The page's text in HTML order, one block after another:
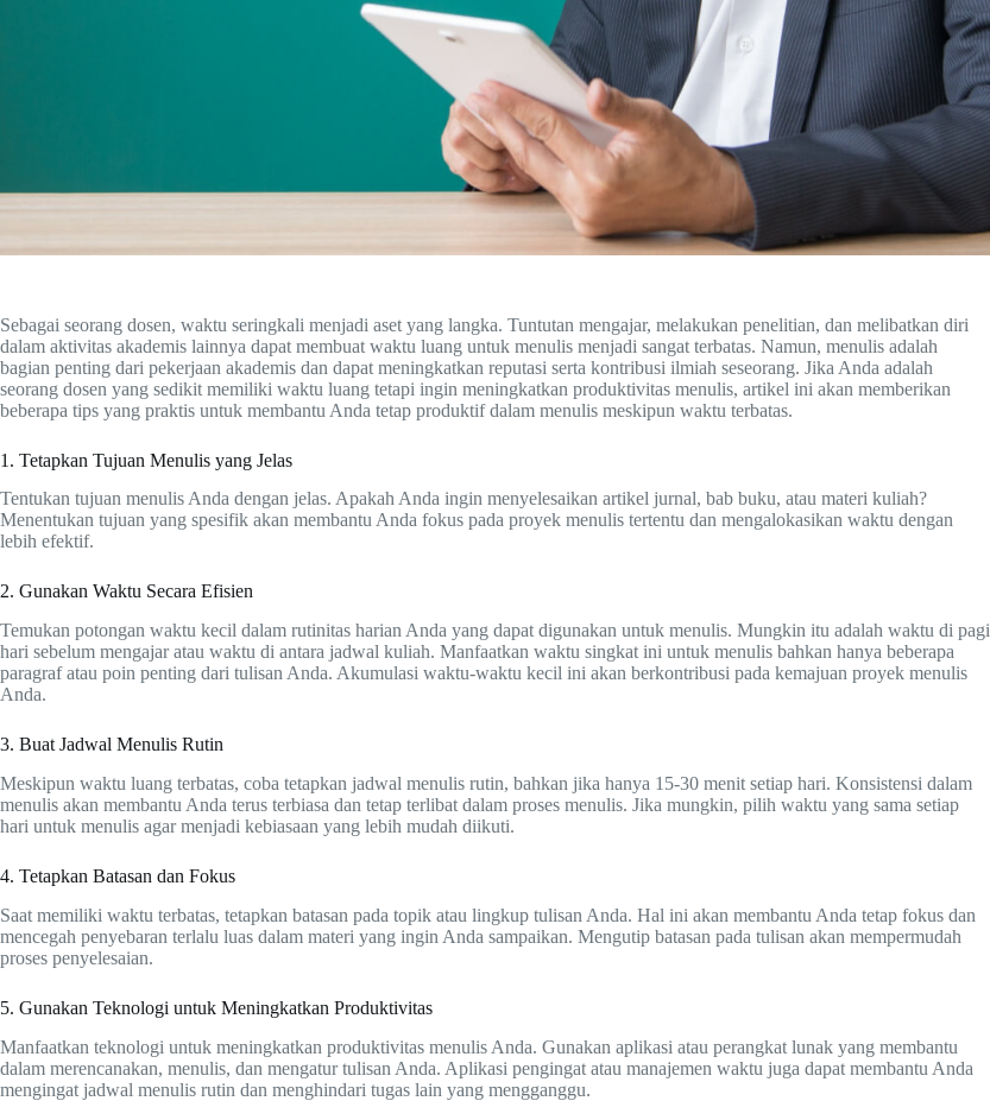
Sebagai seorang dosen, waktu seringkali menjadi aset yang langka. Tuntutan mengajar, melakukan penelitian, dan melibatkan diri
dalam aktivitas akademis lainnya dapat membuat waktu luang untuk menulis menjadi sangat terbatas. Namun, menulis adalah
bagian penting dari pekerjaan akademis dan dapat meningkatkan reputasi serta kontribusi ilmiah seseorang. Jika Anda adalah
seorang dosen yang sedikit memiliki waktu luang tetapi ingin meningkatkan produktivitas menulis, artikel ini akan memberikan
beberapa tips yang praktis untuk membantu Anda tetap produktif dalam menulis meskipun waktu terbatas.
1. Tetapkan Tujuan Menulis yang Jelas
Tentukan tujuan menulis Anda dengan jelas. Apakah Anda ingin menyelesaikan artikel jurnal, bab buku, atau materi kuliah?
Menentukan tujuan yang spesifik akan membantu Anda fokus pada proyek menulis tertentu dan mengalokasikan waktu dengan
lebih efektif.
2. Gunakan Waktu Secara Efisien
Temukan potongan waktu kecil dalam rutinitas harian Anda yang dapat digunakan untuk menulis. Mungkin itu adalah waktu di pagi
hari sebelum mengajar atau waktu di antara jadwal kuliah. Manfaatkan waktu singkat ini untuk menulis bahkan hanya beberapa
paragraf atau poin penting dari tulisan Anda. Akumulasi waktu-waktu kecil ini akan berkontribusi pada kemajuan proyek menulis
Anda.
3. Buat Jadwal Menulis Rutin
Meskipun waktu luang terbatas, coba tetapkan jadwal menulis rutin, bahkan jika hanya 15-30 menit setiap hari. Konsistensi dalam
menulis akan membantu Anda terus terbiasa dan tetap terlibat dalam proses menulis. Jika mungkin, pilih waktu yang sama setiap
hari untuk menulis agar menjadi kebiasaan yang lebih mudah diikuti.
4. Tetapkan Batasan dan Fokus
Saat memiliki waktu terbatas, tetapkan batasan pada topik atau lingkup tulisan Anda. Hal ini akan membantu Anda tetap fokus dan
mencegah penyebaran terlalu luas dalam materi yang ingin Anda sampaikan. Mengutip batasan pada tulisan akan mempermudah
proses penyelesaian.
5. Gunakan Teknologi untuk Meningkatkan Produktivitas
Manfaatkan teknologi untuk meningkatkan produktivitas menulis Anda. Gunakan aplikasi atau perangkat lunak yang membantu
dalam merencanakan, menulis, dan mengatur tulisan Anda. Aplikasi pengingat atau manajemen waktu juga dapat membantu Anda
mengingat jadwal menulis rutin dan menghindari tugas lain yang mengganggu.